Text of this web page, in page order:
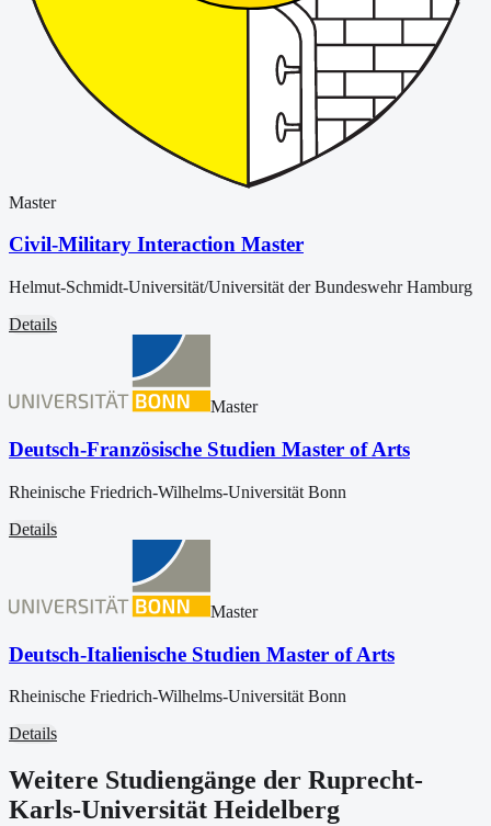
Master
Civil-Military Interaction Master
Helmut-Schmidt-Universität/Universität der Bundeswehr Hamburg
Details
Master
Deutsch-Französische Studien Master of Arts
Rheinische Friedrich-Wilhelms-Universität Bonn
Details
Master
Deutsch-Italienische Studien Master of Arts
Rheinische Friedrich-Wilhelms-Universität Bonn
Details
Weitere Studiengänge der Ruprecht-
Karls-Universität Heidelberg